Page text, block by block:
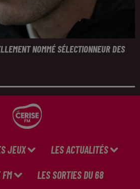
NOMMÉ SÉLECTIONNEUR DES
JEUX LES ACTUALITÉS
FM LES SORTIES DU 68